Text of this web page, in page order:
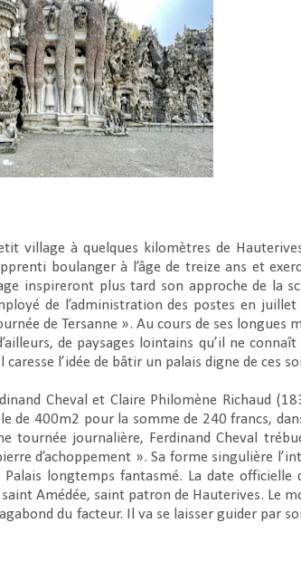
village à quelques kilomètres de
boulanger à l’âge de treize ans et
inspireront plus tard son approche de la
de l’administration des postes en juillet
de Tersanne ». Au cours de ses longues
de paysages lointains qu’il ne connaît
l’idée de bâtir un palais digne de ces
Cheval et Claire Philomène Richaud
de 400m2 pour la somme de 240 francs,
tournée journalière, Ferdinand Cheval
d’achoppement ». Sa forme singulière
longtemps fantasmé. La date officielle
Amédée, saint patron de Hauterives. Le
du facteur. Il va se laisser guider par